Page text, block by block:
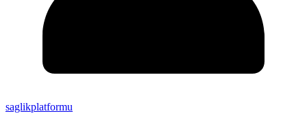
saglikplatformu